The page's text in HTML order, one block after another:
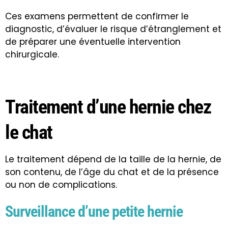
Ces examens permettent de confirmer le
diagnostic, d’évaluer le risque d’étranglement et
de préparer une éventuelle intervention
chirurgicale.
Traitement d’une hernie chez
le chat
Le traitement dépend de la taille de la hernie, de
son contenu, de l’âge du chat et de la présence
ou non de complications.
Surveillance d’une petite hernie